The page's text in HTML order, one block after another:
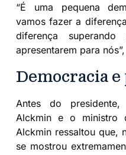
“É uma pequena
vamos fazer a
diferença
apresentarem para
Democracia
Antes do
Alckmin e o ministro
Alckmin ressaltou que,
se mostrou